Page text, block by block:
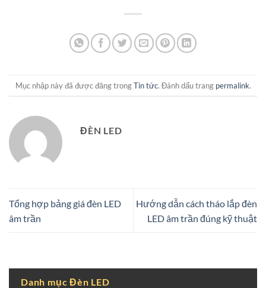
Mục nhập này đã được đăng trongTin tức. Đánh dấu trang permalink.
ĐÈN LED
Tổng hợp bảng giá đèn LED
âm trần
Hướng dẫn cách tháo lắp đèn
LED âm trần đúng kỹ thuật
Danh mục Đèn LED